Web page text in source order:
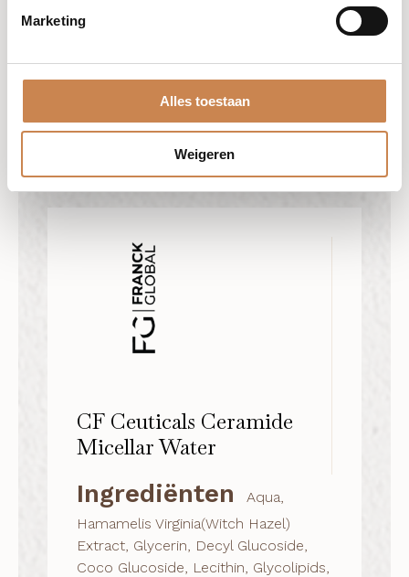
Marketing
Alles toestaan
Weigeren
CF Ceuticals Ceramide
Micellar Water
Ingrediënten
Aqua,
Hamamelis Virginia(Witch Hazel)
Extract, Glycerin, Decyl Glucoside,
Coco Glucoside, Lecithin, Glycolipids,